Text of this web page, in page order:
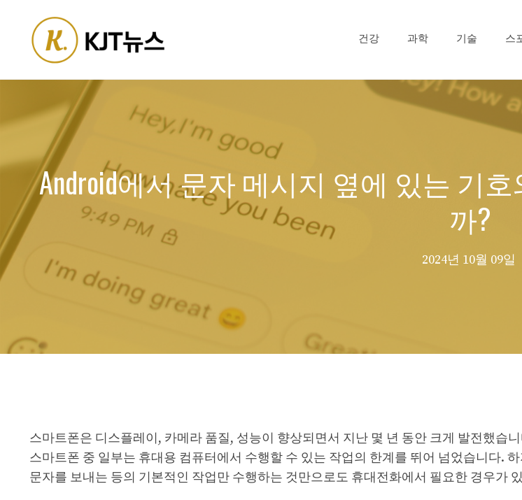
content
건강 과학 기술 스
Android에서 문자 메시지 옆에 있는 기
까?
2024년 10월 09일
스마트폰은 디스플레이, 카메라 품질, 성능이 향상되면서 지난 몇 년 동안 크게 발전했습
스마트폰 중 일부는 휴대용 컴퓨터에서 수행할 수 있는 작업의 한계를 뛰어 넘었습니다.
문자를 보내는 등의 기본적인 작업만 수행하는 것만으로도 휴대전화에서 필요한 경우가